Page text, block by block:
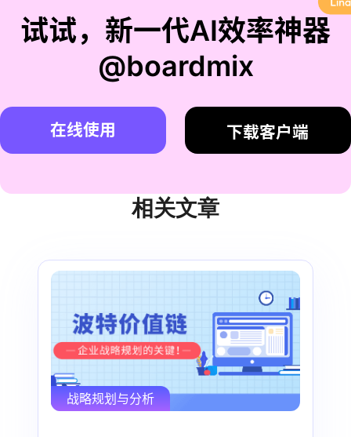
试试，新一代AI效率神器
@boardmix
在线使用 下载客户端
相关文章
战略规划与分析